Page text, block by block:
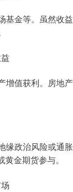
基金等。虽然收
增值获利。房地
缘政治风险或通
金期货参与。